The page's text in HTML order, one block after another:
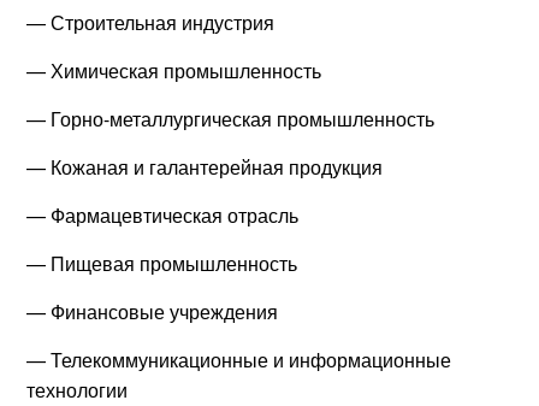
— Строительная индустрия
— Химическая промышленность
— Горно-металлургическая промышленность
— Кожаная и галантерейная продукция
— Фармацевтическая отрасль
— Пищевая промышленность
— Финансовые учреждения
— Телекоммуникационные и информационные
технологии